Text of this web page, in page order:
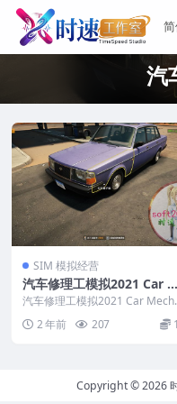
汽
SIM 模拟经营
汽车修理工模拟2021 Car Me
chanic Simulator 2021
电脑游戏 适用WIN11 WIN1
0
汽车修理工模拟2021 Car
2 年前 207
Copyright © 2026